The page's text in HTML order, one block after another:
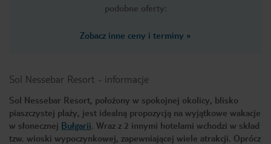
podobne oferty:
Zobacz inne ceny i terminy »
Sol Nessebar Resort - informacje
Sol Nessebar Resort, położony w spokojnej okolicy, blisko
piaszczystej plaży, jest idealną propozycją na wyjątkowe wakacje
w słonecznej Bułgarii. Wraz z 2 innymi hotelami wchodzi w skład
tzw. wioski wypoczynkowej, zapewniającej wiele atrakcji. Oprócz